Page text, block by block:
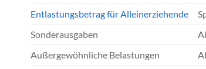
Entlastungsbetrag für Alleinerziehende
Sonderausgaben
Außergewöhnliche Belastungen